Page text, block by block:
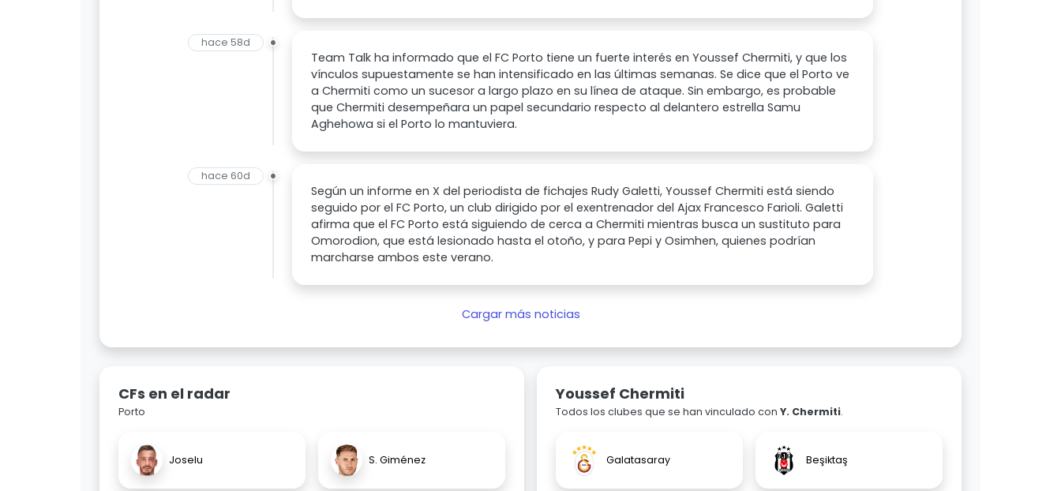
hace 58d
Team Talk ha informado que el FC Porto tiene un fuerte interés en Youssef Chermiti, y que los
vínculos supuestamente se han intensificado en las últimas semanas. Se dice que el Porto ve
a Chermiti como un sucesor a largo plazo en su línea de ataque. Sin embargo, es probable
que Chermiti desempeñara un papel secundario respecto al delantero estrella Samu
Aghehowa si el Porto lo mantuviera.
hace 60d
Según un informe en X del periodista de fichajes Rudy Galetti, Youssef Chermiti está siendo
seguido por el FC Porto, un club dirigido por el exentrenador del Ajax Francesco Farioli. Galetti
afirma que el FC Porto está siguiendo de cerca a Chermiti mientras busca un sustituto para
Omorodion, que está lesionado hasta el otoño, y para Pepi y Osimhen, quienes podrían
marcharse ambos este verano.
Cargar más noticias
CFs en el radar
Porto
Joselu S. Giménez
Youssef Chermiti
Todos los clubes que se han vinculado con Y. Chermiti.
Galatasaray Beşiktaş